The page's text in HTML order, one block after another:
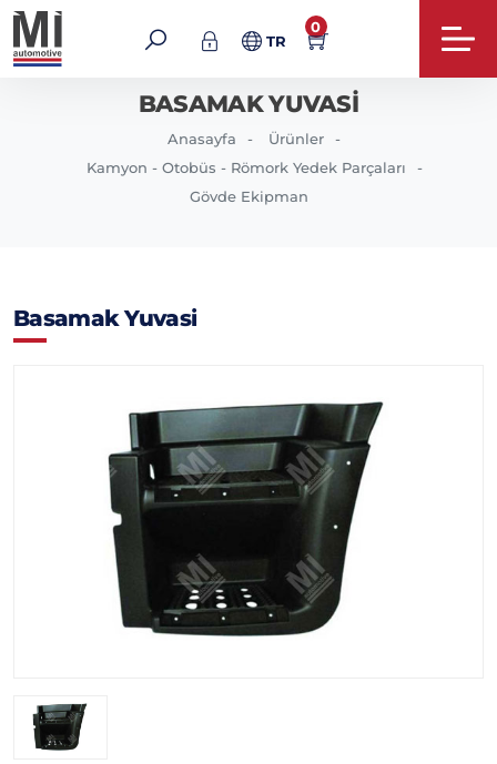
TR
0
BASAMAK YUVASI
Anasayfa
Ürünler
Kamyon - Otobüs - Römork Yedek Parçaları
Gövde Ekipman
Basamak Yuvasi